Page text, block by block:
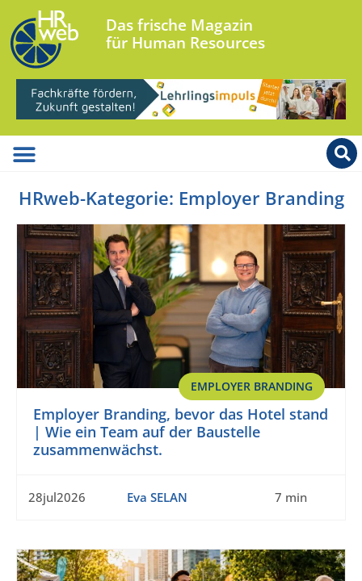
Das frische Magazin
für Human Resources
HRweb-Kategorie: Employer Branding
EMPLOYER BRANDING
Employer Branding, bevor das Hotel stand
| Wie ein Team auf der Baustelle
zusammenwächst.
28jul2026 Eva SELAN 7 min